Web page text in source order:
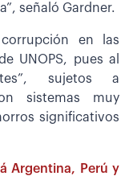
señaló Gardner.
en las
UNOPS, pues al
sujetos a
sistemas muy
significativos
Argentina, Perú y